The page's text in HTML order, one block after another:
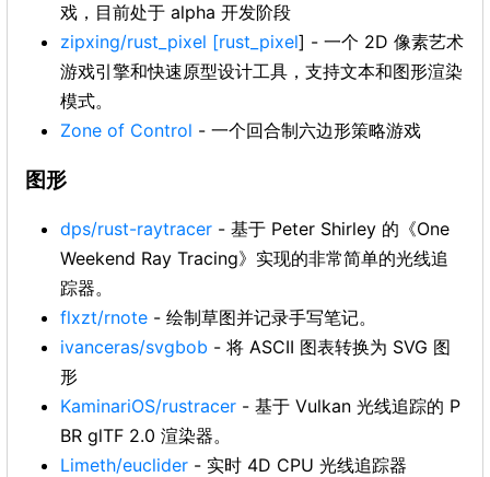
戏，目前处于 alpha 开发阶段
zipxing/rust_pixel [rust_pixel] - 一个 2D 像素艺术
游戏引擎和快速原型设计工具，支持文本和图形渲染
模式。
Zone of Control - 一个回合制六边形策略游戏
图形
dps/rust-raytracer - 基于 Peter Shirley 的《One
Weekend Ray Tracing》实现的非常简单的光线追
踪器。
flxzt/rnote - 绘制草图并记录手写笔记。
ivanceras/svgbob - 将 ASCII 图表转换为 SVG 图
形
KaminariOS/rustracer - 基于 Vulkan 光线追踪的 P
BR glTF 2.0 渲染器。
Limeth/euclider - 实时 4D CPU 光线追踪器